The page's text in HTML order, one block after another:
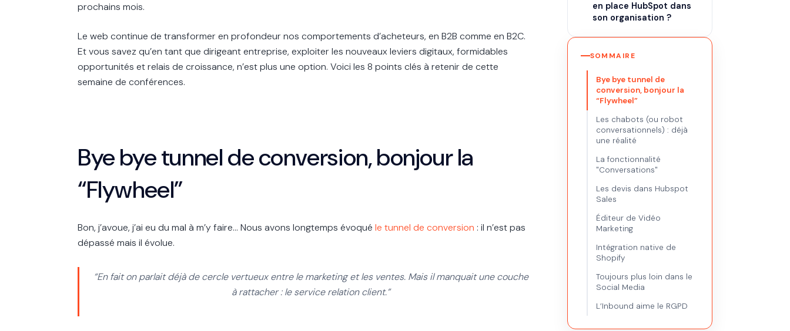
prochains mois.
Le web continue de transformer en profondeur nos comportements d’acheteurs, en B2B comme en B2C.
Et vous savez qu’en tant que dirigeant entreprise, exploiter les nouveaux leviers digitaux, formidables
opportunités et relais de croissance, n’est plus une option. Voici les 8 points clés à retenir de cette
semaine de conférences.
Bye bye tunnel de conversion, bonjour la
“Flywheel”
Bon, j’avoue, j’ai eu du mal à m’y faire... Nous avons longtemps évoqué le tunnel de conversion : il n’est pas
dépassé mais il évolue.
“En fait on parlait déjà de cercle vertueux entre le marketing et les ventes. Mais il manquait une couche
à rattacher : le service relation client.”
en place HubSpot dans
son organisation ?
SOMMAIRE
Bye bye tunnel de
conversion, bonjour la
“Flywheel”
Les chabots (ou robot
conversationnels) : déjà
une réalité
La fonctionnalité
"Conversations"
Les devis dans Hubspot
Sales
Éditeur de Vidéo
Marketing
Intégration native de
Shopify
Toujours plus loin dans le
Social Media
L’Inbound aime le RGPD